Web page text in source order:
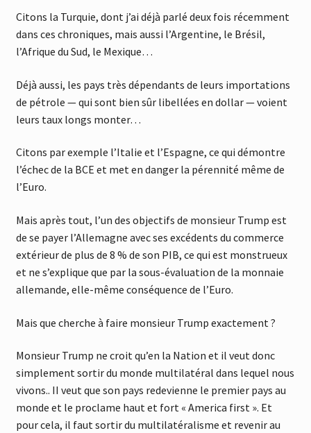
Citons la Turquie, dont j’ai déjà parlé deux fois récemment
dans ces chroniques, mais aussi l’Argentine, le Brésil,
l’Afrique du Sud, le Mexique…
Déjà aussi, les pays très dépendants de leurs importations
de pétrole — qui sont bien sûr libellées en dollar — voient
leurs taux longs monter…
Citons par exemple l’Italie et l’Espagne, ce qui démontre
l’échec de la BCE et met en danger la pérennité même de
l’Euro.
Mais après tout, l’un des objectifs de monsieur Trump est
de se payer l’Allemagne avec ses excédents du commerce
extérieur de plus de 8 % de son PIB, ce qui est monstrueux
et ne s’explique que par la sous-évaluation de la monnaie
allemande, elle-même conséquence de l’Euro.
Mais que cherche à faire monsieur Trump exactement ?
Monsieur Trump ne croit qu’en la Nation et il veut donc
simplement sortir du monde multilatéral dans lequel nous
vivons.. II veut que son pays redevienne le premier pays au
monde et le proclame haut et fort « America first ». Et
pour cela, il faut sortir du multilatéralisme et revenir au